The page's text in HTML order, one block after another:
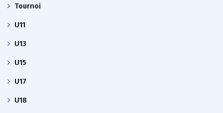
Tournoi
U11
U13
U15
U17
U18